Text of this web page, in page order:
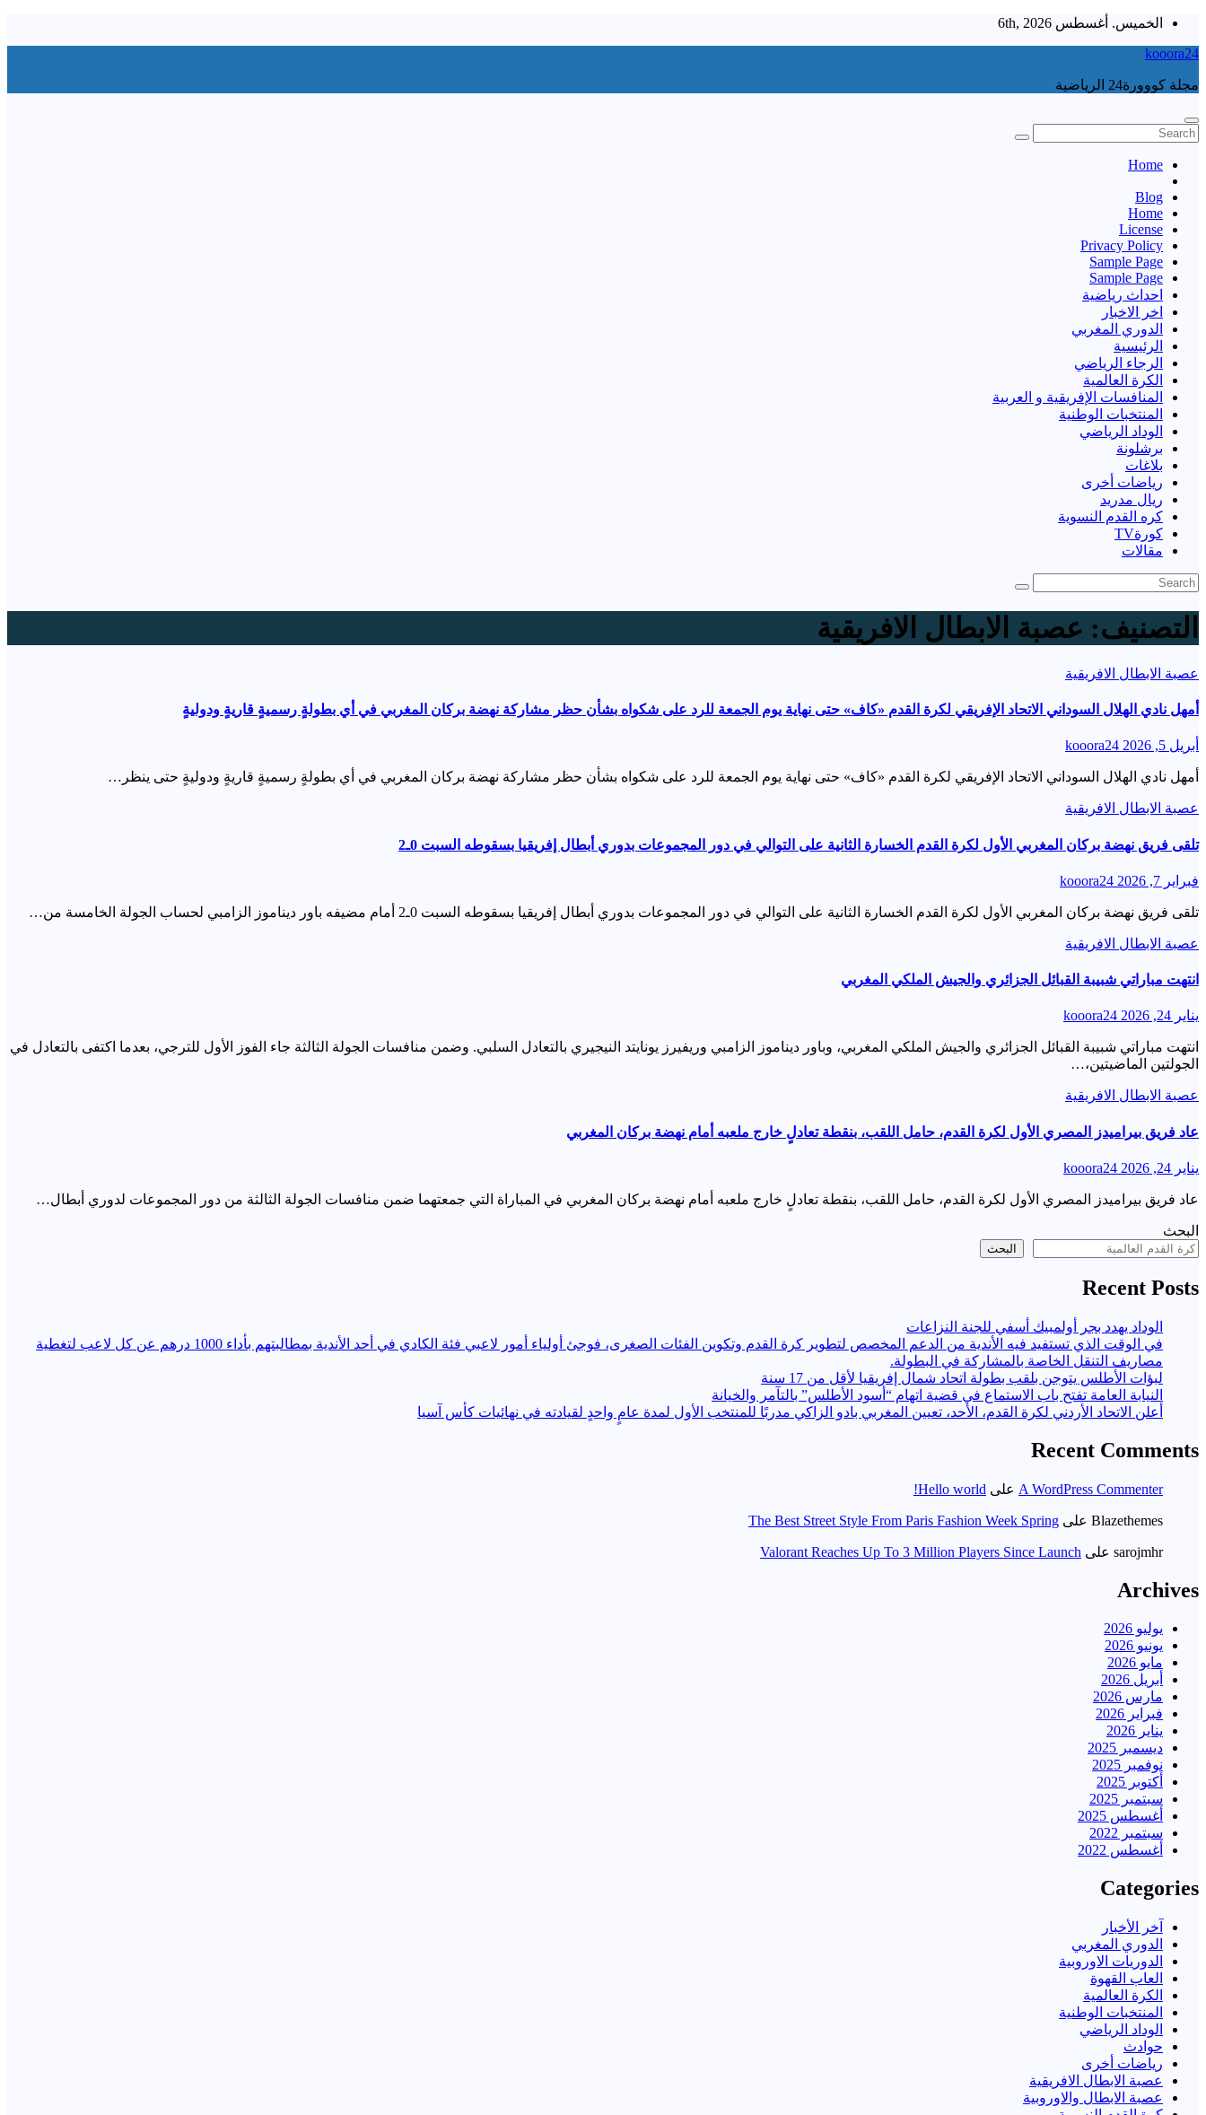
Skip
content
الخميس. أغسطس 6th, 2026
kooora24
مجلة كووورة24 الرياضية
Home
Blog
Home
License
Privacy Policy
Sample Page
Sample Page
احداث رياضية
اخر الاخبار
الدوري المغربي
الرئيسية
الرجاء الرياضي
الكرة العالمية
المنافسات الإفريقية و العربية
المنتخبات الوطنية
الوداد الرياضي
برشلونة
بلاغات
رياضات أخرى
ريال مدريد
كره القدم النسوية
كورةTV
مقالات
التصنيف: عصبة الابطال الافريقية
عصبة الابطال الافريقية
أمهل نادي الهلال السوداني الاتحاد الإفريقي لكرة القدم «كاف» حتى نهاية يوم الجمعة للرد على شكواه بشأن حظر مشاركة نهضة بركان المغربي في أي بطولةٍ رسميةٍ قاريةٍ ودوليةٍ
أبريل 5, 2026 kooora24
أمهل نادي الهلال السوداني الاتحاد الإفريقي لكرة القدم «كاف» حتى نهاية يوم الجمعة للرد على شكواه بشأن حظر مشاركة نهضة بركان المغربي في أي بطولةٍ رسميةٍ قاريةٍ ودوليةٍ حتى ينظر…
عصبة الابطال الافريقية
تلقى فريق نهضة بركان المغربي الأول لكرة القدم الخسارة الثانية على التوالي في دور المجموعات بدوري أبطال إفريقيا بسقوطه السبت 0ـ2
فبراير 7, 2026 kooora24
تلقى فريق نهضة بركان المغربي الأول لكرة القدم الخسارة الثانية على التوالي في دور المجموعات بدوري أبطال إفريقيا بسقوطه السبت 0ـ2 أمام مضيفه باور ديناموز الزامبي لحساب الجولة الخامسة من…
عصبة الابطال الافريقية
انتهت مباراتي شبيبة القبائل الجزائري والجيش الملكي المغربي
يناير 24, 2026 kooora24
انتهت مباراتي شبيبة القبائل الجزائري والجيش الملكي المغربي، وباور ديناموز الزامبي وريفيرز يونايتد النيجيري بالتعادل السلبي. وضمن منافسات الجولة الثالثة جاء الفوز الأول للترجي، بعدما اكتفى بالتعادل في
الجولتين الماضيتين،…
عصبة الابطال الافريقية
عاد فريق بيراميدز المصري الأول لكرة القدم، حامل اللقب، بنقطة تعادلٍ خارج ملعبه أمام نهضة بركان المغربي
يناير 24, 2026 kooora24
عاد فريق بيراميدز المصري الأول لكرة القدم، حامل اللقب، بنقطة تعادلٍ خارج ملعبه أمام نهضة بركان المغربي في المباراة التي جمعتهما ضمن منافسات الجولة الثالثة من دور المجموعات لدوري أبطال…
البحث
البحث
Recent Posts
الوداد يهدد بجر أولمبيك أسفي للجنة النزاعات
في الوقت الذي تستفيد فيه الأندية من الدعم المخصص لتطوير كرة القدم وتكوين الفئات الصغرى، فوجئ أولياء أمور لاعبي فئة الكادي في أحد الأندية بمطالبتهم بأداء 1000 درهم عن كل لاعب لتغطية
مصاريف التنقل الخاصة بالمشاركة في البطولة.
لبؤات الأطلس يتوجن بلقب بطولة اتحاد شمال إفريقيا لأقل من 17 سنة
النيابة العامة تفتح باب الاستماع في قضية اتهام “أسود الأطلس” بالتآمر والخيانة
أعلن الاتحاد الأردني لكرة القدم، الأحد، تعيين المغربي بادو الزاكي مدربًا للمنتخب الأول لمدة عامٍ واحدٍ لقيادته ​في نهائيات كأس آسيا
Recent Comments
A WordPress Commenter على Hello world!
Blazethemes على The Best Street Style From Paris Fashion Week Spring
sarojmhr على Valorant Reaches Up To 3 Million Players Since Launch
Archives
يوليو 2026
يونيو 2026
مايو 2026
أبريل 2026
مارس 2026
فبراير 2026
يناير 2026
ديسمبر 2025
نوفمبر 2025
أكتوبر 2025
سبتمبر 2025
أغسطس 2025
سبتمبر 2022
أغسطس 2022
Categories
آخر الأخبار
الدوري المغربي
الدوريات الاوروبية
العاب القهوة
الكرة العالمية
المنتخبات الوطنية
الوداد الرياضي
حوادث
رياضات أخرى
عصبة الابطال الافريقية
عصبة الابطال والاوروبية